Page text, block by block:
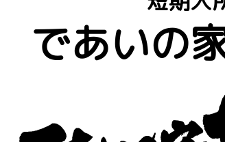
であいの